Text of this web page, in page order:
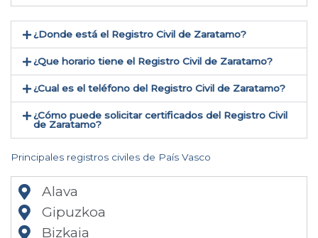
¿Donde está el Registro Civil de Zaratamo​?
¿Que horario tiene el Registro Civil de Zaratamo?
¿Cual es el teléfono del Registro Civil de Zaratamo​?
¿Cómo puede solicitar certificados del Registro Civil
de Zaratamo​?
Principales registros civiles de País Vasco
Alava
Gipuzkoa
Bizkaia